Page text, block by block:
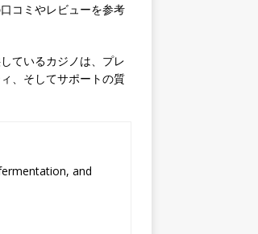
コミやレビューを参考
ているカジノは、プレ
、そしてサポートの質
and